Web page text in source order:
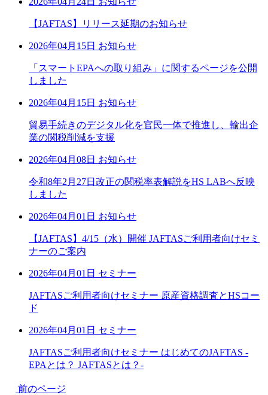
【JAFTAS】リリース延期のお知らせ
2026年04月15日 お知らせ
「スマートEPAへの取り組み」に関するページを公開
しました
2026年04月15日 お知らせ
貿易手続きのデジタル化を官民一体で推進し、輸出企
業の関税削減を支援
2026年04月08日 お知らせ
令和8年2月27日改正の関税率表解説をHS LABへ反映
しました
2026年04月01日 お知らせ
【JAFTAS】4/15（水）開催 JAFTASご利用者向けセミ
ナーのご案内
2026年04月01日 セミナー
JAFTASご利用者向けセミナー 原産資格調査とHSコー
ド
2026年04月01日 セミナー
JAFTASご利用者向けセミナー はじめてのJAFTAS -
EPAとは？ JAFTASとは？-
前のページ